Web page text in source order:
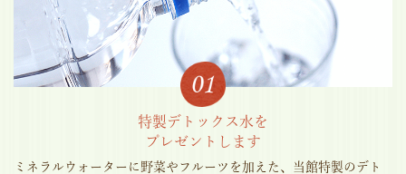
特製デトックス水を
プレゼントします
ミネラルウォーターに野菜やフルーツを加えた、当館特製のデト